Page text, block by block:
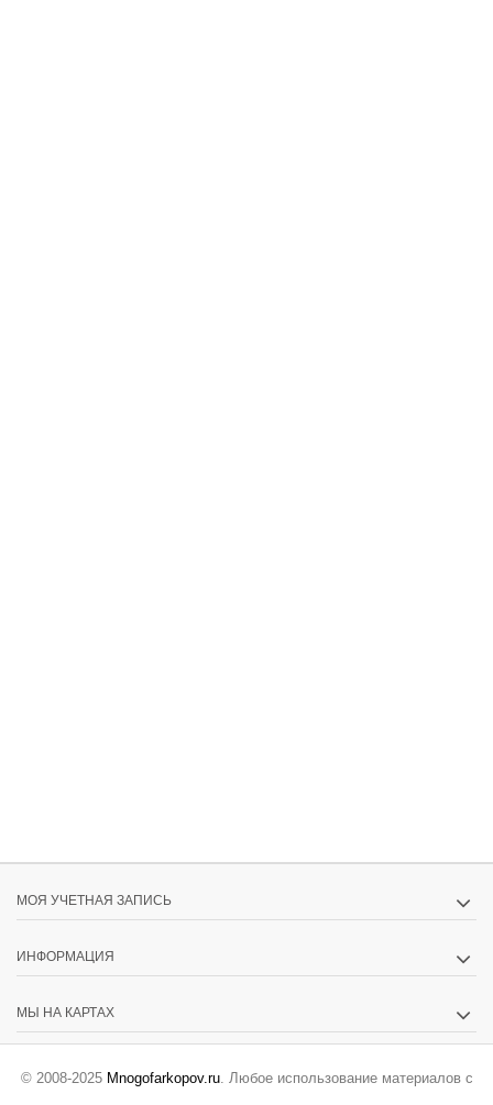
МОЯ УЧЕТНАЯ ЗАПИСЬ
ИНФОРМАЦИЯ
МЫ НА КАРТАХ
© 2008-2025 Mnogofarkopov.ru. Любое использование материалов с